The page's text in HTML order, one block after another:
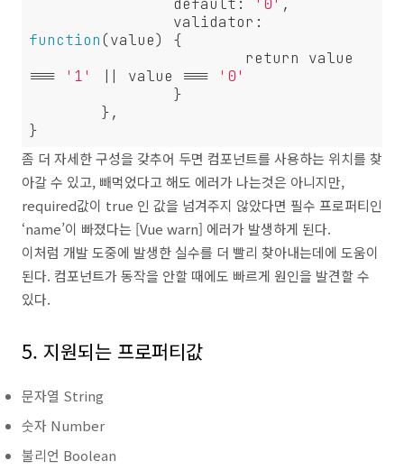
		default:
'0' ,
function(value) {
===
'1' || value ===
'0'
좀 더 자세한 구성을 갖추어 두면 컴포넌트를 사용하는 위치를 찾
아갈 수 있고, 빼먹었다고 해도 에러가 나는것은 아니지만,
required값이 true 인 값을 넘겨주지 않았다면 필수 프로퍼티인
‘name’이 빠졌다는 [Vue warn] 에러가 발생하게 된다.
이처럼 개발 도중에 발생한 실수를 더 빨리 찾아내는데에 도움이
된다. 컴포넌트가 동작을 안할 때에도 빠르게 원인을 발견할 수
있다.
5. 지원되는 프로퍼티값
문자열 String
숫자 Number
불리언 Boolean